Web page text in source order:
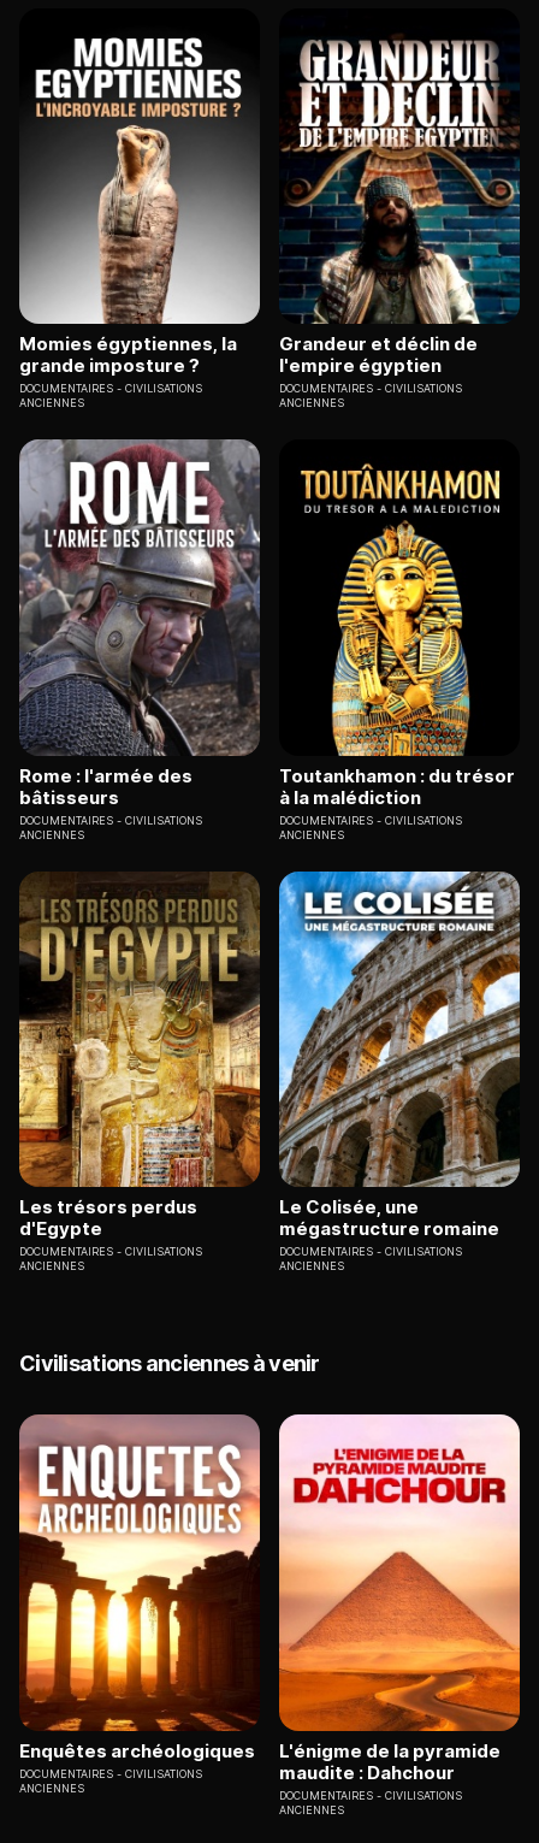
Momies égyptiennes, la
grande imposture ?
DOCUMENTAIRES
CIVILISATIONS
ANCIENNES
Grandeur et déclin de
l'empire égyptien
DOCUMENTAIRES
CIVILISATIONS
ANCIENNES
Rome : l'armée des
bâtisseurs
DOCUMENTAIRES
CIVILISATIONS
ANCIENNES
Toutankhamon : du trésor
à la malédiction
DOCUMENTAIRES
CIVILISATIONS
ANCIENNES
Les trésors perdus
d'Egypte
DOCUMENTAIRES
CIVILISATIONS
ANCIENNES
Le Colisée, une
mégastructure romaine
DOCUMENTAIRES
CIVILISATIONS
ANCIENNES
Civilisations anciennes à venir
Enquêtes archéologiques
DOCUMENTAIRES
CIVILISATIONS
ANCIENNES
L'énigme de la pyramide
maudite : Dahchour
DOCUMENTAIRES
CIVILISATIONS
ANCIENNES